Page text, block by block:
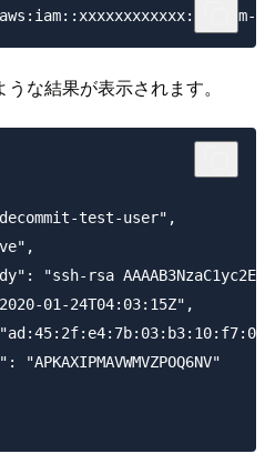
な結果が表示されます。
test-user",
"ssh-rsa
01-24T04:03:15Z",
"APKAXIPMAVWMVZPOQ6NV"